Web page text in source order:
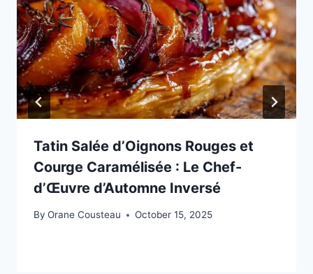
Tatin Salée d’Oignons Rouges et
Courge Caramélisée : Le Chef-
d’Œuvre d’Automne Inversé
By Orane Cousteau October 15, 2025